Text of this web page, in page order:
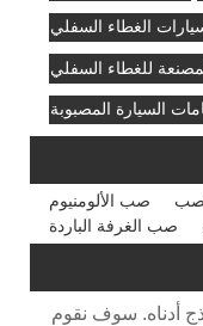
الغطاء السفلي
للغطاء السفلي
السيارة المصبوبة
صب الألومنيوم
صب الغرفة الباردة
أدناه. سوف نقوم